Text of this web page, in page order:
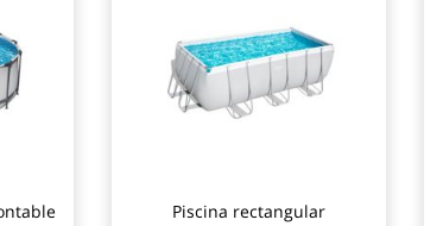
Piscina rectangular